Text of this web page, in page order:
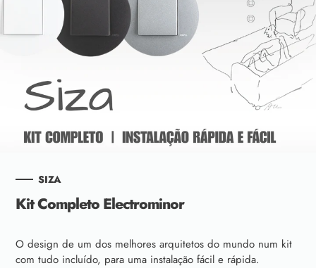
SIZA
Kit Completo Electrominor
O design de um dos melhores arquitetos do mundo num kit
com tudo incluído, para uma instalação fácil e rápida.